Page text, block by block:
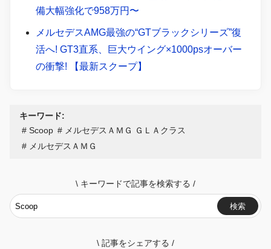
備大幅強化で958万円〜
メルセデスAMG最強の“GTブラックシリーズ”復
活へ! GT3直系、巨大ウイング×1000psオーバー
の衝撃! 【最新スクープ】
キーワード:
Scoop
メルセデスＡＭＧ ＧＬＡクラス
メルセデスＡＭＧ
\ キーワードで記事を検索する /
検索
\ 記事をシェアする /